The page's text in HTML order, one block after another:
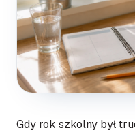
Gdy rok szkolny był